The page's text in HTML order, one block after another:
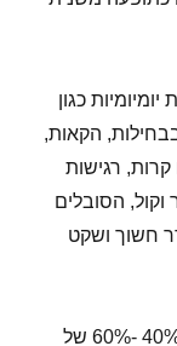
כגון
הקאות,
קרות, רגישות
וקול, הסובלים
חשוך ושקט
נמשך בין 4 ל 72 שעות. כ 40% -60% של